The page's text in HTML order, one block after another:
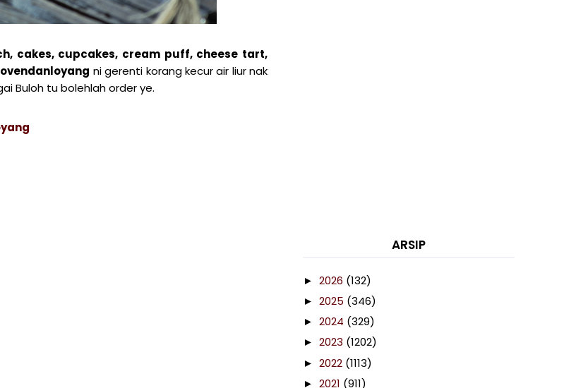
cakes, cupcakes, cream puff, cheese tart,
ovendanloyang ni gerenti korang kecur air liur nak
Buloh tu bolehlah order ye.
ARSIP
► 2026 (132)
► 2025 (346)
► 2024 (329)
► 2023 (1202)
► 2022 (1113)
► 2021 (911)